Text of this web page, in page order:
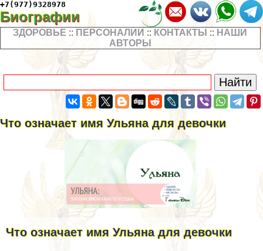
+7(977)9328978
Биографии
ЗДОРОВЬЕ :: ПЕРСОНАЛИИ :: КОНТАКТЫ :: НАШИ
АВТОРЫ
Что означает имя Ульяна для дeвoчки
Что означает имя Ульяна для дeвoчки